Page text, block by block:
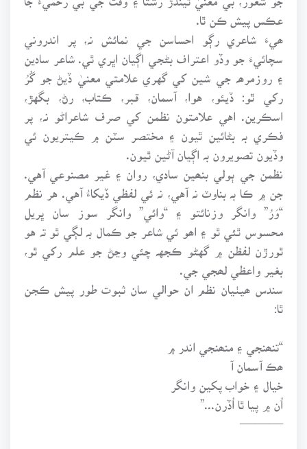
عڪس پيش ڪن ٿا.
ھيءَ شاعري رڳو احساسن جي نمائش نہ، پر اندروني
سچائيءَ جو وڏو اعتراف بڻجي اڳيان اڀري ٿي. شاعر سادين
۽ روزمرھہ جي شين کي گهري علامتي معنيٰ ڏيڻ جو گُرُ
رکي ٿو: ڏيئو، هوا، آسمان، قبر، ڪتاب، رڻ، بگهڙ،
اسڪرين. اهي علامتون نظمن کي صرف شاعراڻو نہ، پر
فڪري بہ بڻائين ٿيون ۽ مختصر سٽن ۾ ڪيتريون ئي
وڏيون تصويرون بہ اڳيان آڻين ٿيون.
نظمن جي ٻولي بنھين سادي، روان ۽ غير مصنوعي آهي.
جن ۾ ڪا بہ بناوٽ نہ آهي، نہ ئي لفظي ڏيکاءُ آهي. هر نظم
“وَرُ” وانگر وزنائتو ۽ “وائي” وانگر سوز سان ڀريل
محسوس ٿئي ٿو ۽ اھو ئي شاعر جو ڪمال بہ لڳي ٿو تہ هو
ٿورڙن لفظن ۾ گهڻو ڪجهہ چئي وڃڻ جو علم رکي ٿو،
بغير واعظي لھجي جي.
سندس ھيٺيان نظم ان حوالي سان ثبوت طور پيش ڪجن
ٿا:
“تنھنجي ۽ منھنجي اندر ۾
ھڪ آسمان آ
خيال ۽ خواب پکين وانگر
اُن ۾ پيا ٿا اُڏرن...”